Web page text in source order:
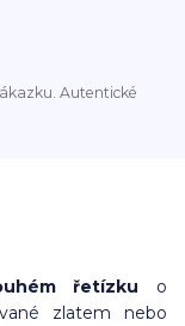
Autentické
řetízku o
zlatem nebo